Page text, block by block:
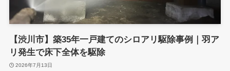
【渋川市】築35年一戸建てのシロアリ駆除事例｜羽ア
リ発生で床下全体を駆除
2026年7月13日